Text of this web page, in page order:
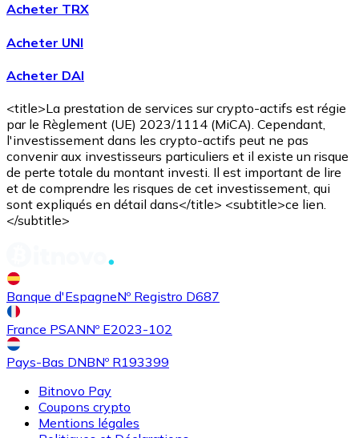
Acheter TRX
Acheter UNI
Acheter DAI
<title>La prestation de services sur crypto-actifs est régie
par le Règlement (UE) 2023/1114 (MiCA). Cependant,
l'investissement dans les crypto-actifs peut ne pas
convenir aux investisseurs particuliers et il existe un risque
de perte totale du montant investi. Il est important de lire
et de comprendre les risques de cet investissement, qui
sont expliqués en détail dans</title> <subtitle>ce lien.
</subtitle>
Banque d'EspagneNº Registro D687
France PSANNº E2023-102
Pays-Bas DNBNº R193399
Bitnovo Pay
Coupons crypto
Mentions légales